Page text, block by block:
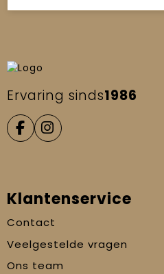
Ervaring sinds1986
Klantenservice
Contact
Veelgestelde vragen
Ons team